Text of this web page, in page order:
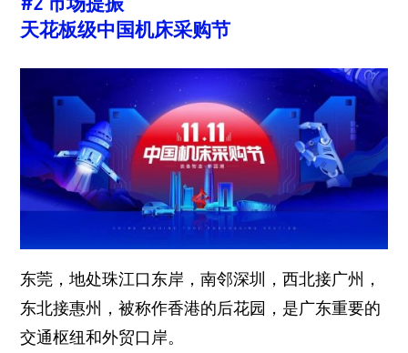
天花板级中国机床采购节
东莞，地处珠江口东岸，南邻深圳，西北接广州，
东北接惠州，被称作香港的后花园，是广东重要的
交通枢纽和外贸口岸。